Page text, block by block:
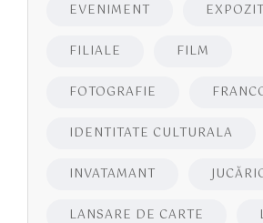
EVENIMENT
FILIALE FILM
FOTOGRAFIE
IDENTITATE CULTURALA
INVATAMANT
LANSARE DE CARTE